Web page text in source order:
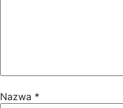
Nazwa *